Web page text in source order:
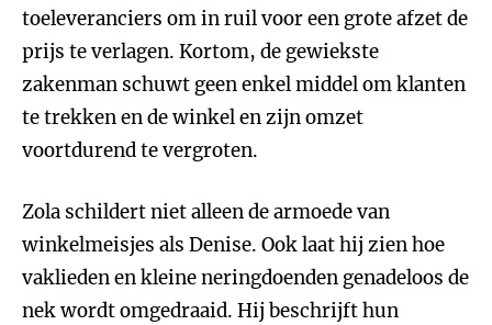
toeleveranciers om in ruil voor een grote afzet de
prijs te verlagen. Kortom, de gewiekste
zakenman schuwt geen enkel middel om klanten
te trekken en de winkel en zijn omzet
voortdurend te vergroten.
Zola schildert niet alleen de armoede van
winkelmeisjes als Denise. Ook laat hij zien hoe
vaklieden en kleine neringdoenden genadeloos de
nek wordt omgedraaid. Hij beschrijft hun